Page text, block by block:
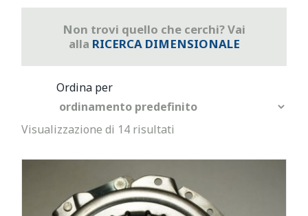
Non trovi quello che cerchi? Vai
alla RICERCA DIMENSIONALE
Visualizzazione di 14 risultati